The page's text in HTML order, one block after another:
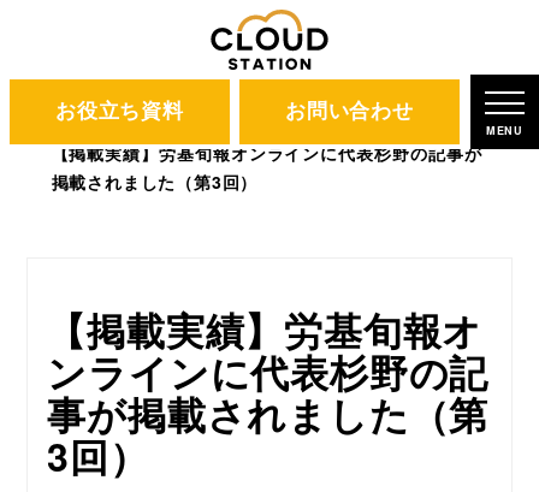
お役立ち資料 お問い合わせ
MENU
CLOUD STATION
ブログ
【掲載実績】労基旬報オンラインに代表杉野の記事が
掲載されました（第3回）
【掲載実績】労基旬報オ
ンラインに代表杉野の記
事が掲載されました（第
3回）